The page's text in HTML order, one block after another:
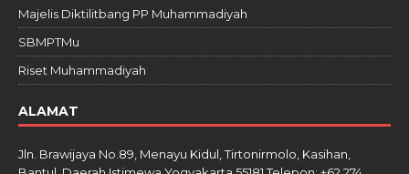
Majelis Diktilitbang PP Muhammadiyah
SBMPTMu
Riset Muhammadiyah
ALAMAT
Jln. Brawijaya No.89, Menayu Kidul, Tirtonirmolo, Kasihan,